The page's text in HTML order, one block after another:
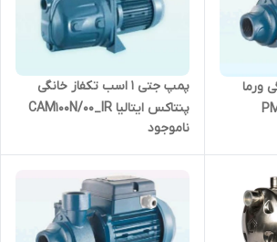
ورما
پمپ جتی ۱ اسب تکفاز خانگی
پنتاکس ایتالیا CAM100N/00_IR
(مونتاژ ایران )
ناموجود